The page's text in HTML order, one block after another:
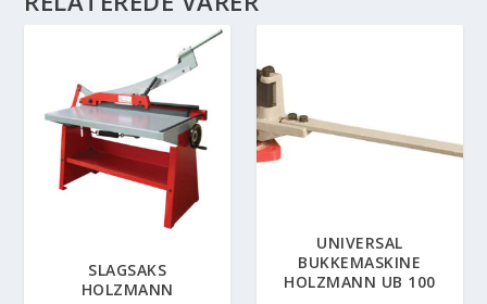
SLAGSAKS
HOLZMANN
UNIVERSAL
BUKKEMASKINE
HOLZMANN UB 100